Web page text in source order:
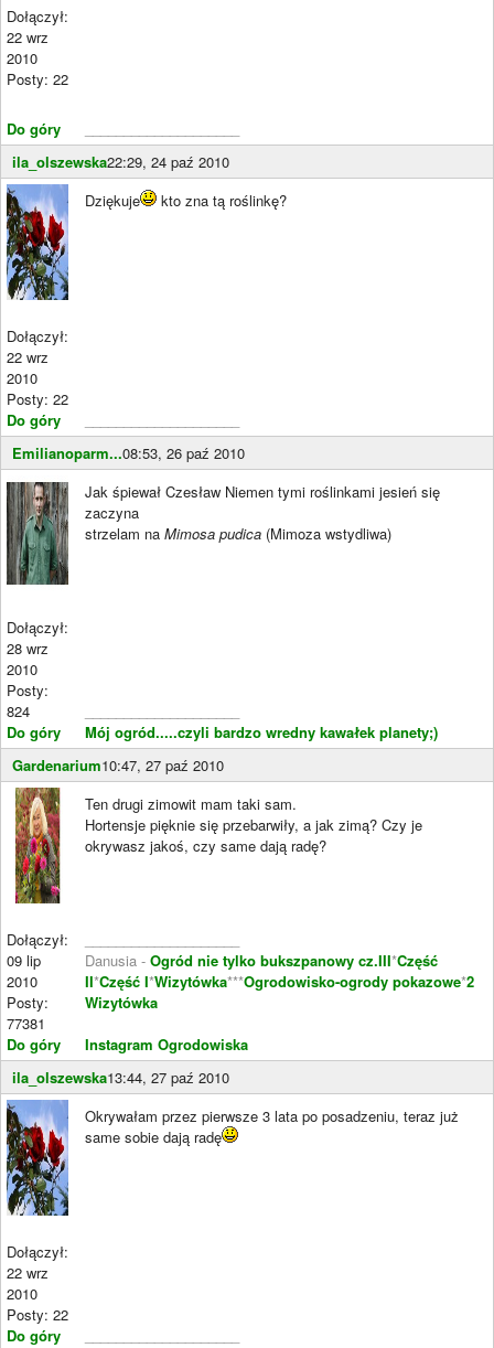
Dołączył:
22 wrz
2010
Posty: 22
Do góry
ila_olszewska22:29, 24 paź 2010
Dołączył:
22 wrz
2010
Posty: 22
Do góry
Dziękuje kto zna tą roślinkę?
Emilianoparm...08:53, 26 paź 2010
Dołączył:
28 wrz
2010
Posty:
824
Do góry
Jak śpiewał Czesław Niemen tymi roślinkami jesień się
zaczyna
strzelam na Mimosa pudica (Mimoza wstydliwa)
Mój ogród.....czyli bardzo wredny kawałek planety;)
Gardenarium10:47, 27 paź 2010
Dołączył:
09 lip
2010
Posty:
77381
Do góry
Ten drugi zimowit mam taki sam.
Hortensje pięknie się przebarwiły, a jak zimą? Czy je
okrywasz jakoś, czy same dają radę?
Danusia - Ogród nie tylko bukszpanowy cz.III*Część
II*Część I*Wizytówka***Ogrodowisko-ogrody pokazowe*2
Wizytówka
Instagram Ogrodowiska
ila_olszewska13:44, 27 paź 2010
Dołączył:
22 wrz
2010
Posty: 22
Do góry
Okrywałam przez pierwsze 3 lata po posadzeniu, teraz już
same sobie dają radę